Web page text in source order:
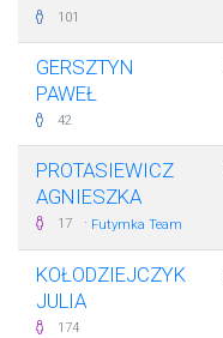
101
GERSZTYN
PAWEŁ
42
PROTASIEWICZ
AGNIESZKA
17 · Futymka Team
KOŁODZIEJCZYK
JULIA
174